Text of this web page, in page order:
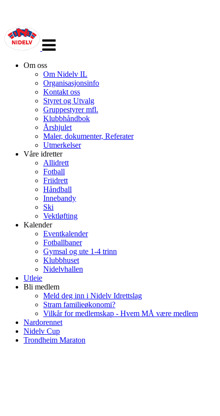
navigasjon
Om oss
Om Nidelv IL
Organisasjonsinfo
Kontakt oss
Styret og Utvalg
Gruppestyrer mfl.
Klubbhåndbok
Årshjulet
Maler, dokumenter, Referater
Utmerkelser
Våre idretter
Allidrett
Fotball
Friidrett
Håndball
Innebandy
Ski
Vektløfting
Kalender
Eventkalender
Fotballbaner
Gymsal og ute 1-4 trinn
Klubbhuset
Nidelvhallen
Utleie
Bli medlem
Meld deg inn i Nidelv Idrettslag
Stram familieøkonomi?
Vilkår for medlemskap - Hvem MÅ være medlem
Nardorennet
Nidelv Cup
Trondheim Maraton